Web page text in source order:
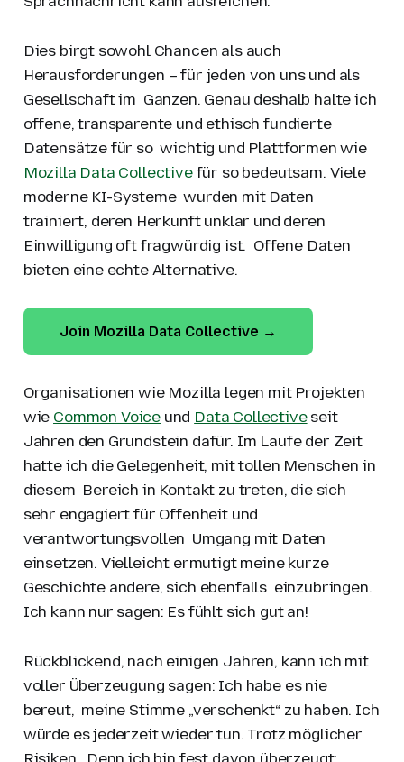
Dies birgt sowohl Chancen als auch
Herausforderungen – für jeden von uns und als
Gesellschaft im Ganzen. Genau deshalb halte ich
offene, transparente und ethisch fundierte
Datensätze für so wichtig und Plattformen wie
Mozilla Data Collectivefür so bedeutsam. Viele
moderne KI-Systeme wurden mit Daten
trainiert, deren Herkunft unklar und deren
Einwilligung oft fragwürdig ist. Offene Daten
bieten eine echte Alternative.
Join Mozilla Data Collective →
Organisationen wie Mozilla legen mit Projekten
wie Common Voice und Data Collectiveseit
Jahren den Grundstein dafür. Im Laufe der Zeit
hatte ich die Gelegenheit, mit tollen Menschen in
diesem Bereich in Kontakt zu treten, die sich
sehr engagiert für Offenheit und
verantwortungsvollen Umgang mit Daten
einsetzen. Vielleicht ermutigt meine kurze
Geschichte andere, sich ebenfalls einzubringen.
Ich kann nur sagen: Es fühlt sich gut an!
Rückblickend, nach einigen Jahren, kann ich mit
voller Überzeugung sagen: Ich habe es nie
bereut, meine Stimme „verschenkt“ zu haben. Ich
würde es jederzeit wieder tun. Trotz möglicher